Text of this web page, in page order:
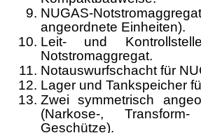
NUGAS-
angeordnete Einheiten).
Leit- und
Notstromaggregat.
Notauswurfschacht für
Lager und Tankspeicher
Zwei symmetrisch
(Nar­kose-,
Geschütze).